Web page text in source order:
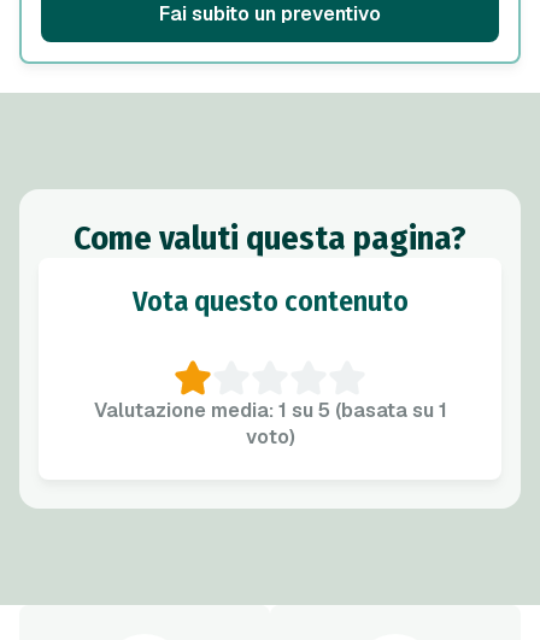
fai subito un preventivo
Come valuti questa pagina?
Vota questo contenuto
Valutazione media: 1 su 5 (basata su 1
voto)